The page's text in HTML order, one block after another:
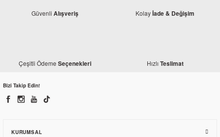
Mondial
Güvenli Alışveriş Kolayİade & Değişim
Çeşitli Ödeme Seçenekleri Hızlı Teslimat
Bizi Takip Edin!
KURUMSAL